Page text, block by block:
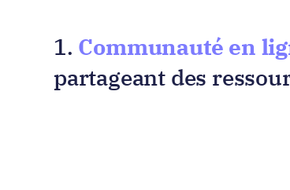
1. Communauté en
partageant des